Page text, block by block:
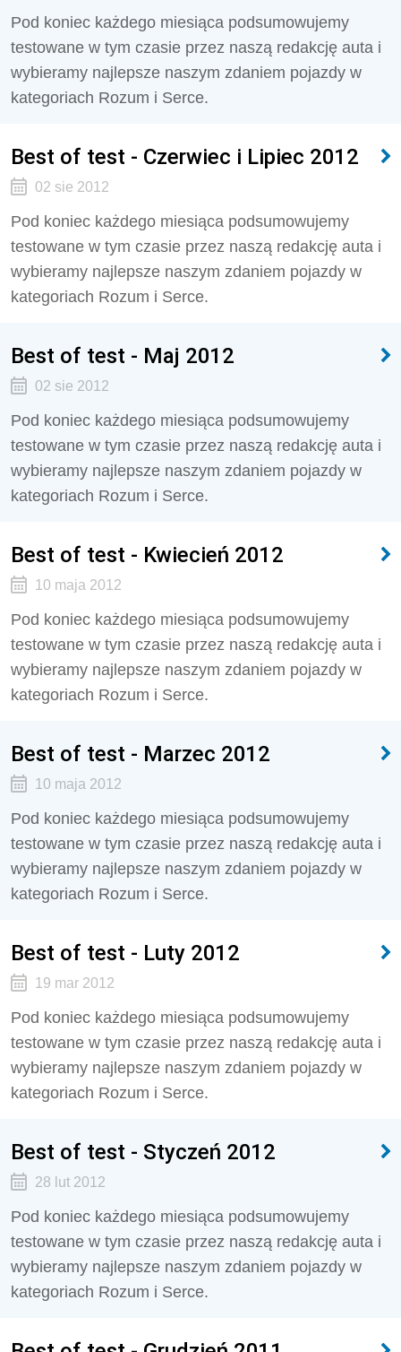
Pod koniec każdego miesiąca podsumowujemy
testowane w tym czasie przez naszą redakcję auta i
wybieramy najlepsze naszym zdaniem pojazdy w
kategoriach Rozum i Serce.
Best of test - Czerwiec i Lipiec 2012
02 sie 2012
Pod koniec każdego miesiąca podsumowujemy
testowane w tym czasie przez naszą redakcję auta i
wybieramy najlepsze naszym zdaniem pojazdy w
kategoriach Rozum i Serce.
Best of test - Maj 2012
02 sie 2012
Pod koniec każdego miesiąca podsumowujemy
testowane w tym czasie przez naszą redakcję auta i
wybieramy najlepsze naszym zdaniem pojazdy w
kategoriach Rozum i Serce.
Best of test - Kwiecień 2012
10 maja 2012
Pod koniec każdego miesiąca podsumowujemy
testowane w tym czasie przez naszą redakcję auta i
wybieramy najlepsze naszym zdaniem pojazdy w
kategoriach Rozum i Serce.
Best of test - Marzec 2012
10 maja 2012
Pod koniec każdego miesiąca podsumowujemy
testowane w tym czasie przez naszą redakcję auta i
wybieramy najlepsze naszym zdaniem pojazdy w
kategoriach Rozum i Serce.
Best of test - Luty 2012
19 mar 2012
Pod koniec każdego miesiąca podsumowujemy
testowane w tym czasie przez naszą redakcję auta i
wybieramy najlepsze naszym zdaniem pojazdy w
kategoriach Rozum i Serce.
Best of test - Styczeń 2012
28 lut 2012
Pod koniec każdego miesiąca podsumowujemy
testowane w tym czasie przez naszą redakcję auta i
wybieramy najlepsze naszym zdaniem pojazdy w
kategoriach Rozum i Serce.